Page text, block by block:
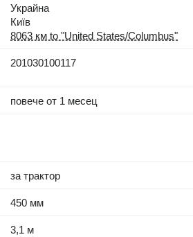
Украйна
Київ
8063 км to "United States/Columbus"
201030100117
повече от 1 месец
за трактор
450 мм
3,1 м